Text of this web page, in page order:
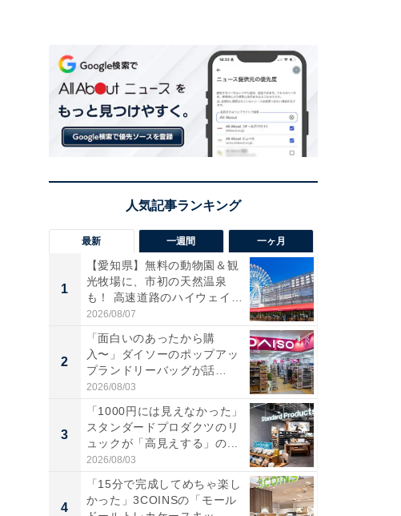
最新 一週間 一ヶ月
1
【愛知県】無料の動物園＆観
光牧場に、市初の天然温泉
も！ 高速道路のハイウェイオ
ア...
2026/08/07
2
「面白いのあったから購
入〜」ダイソーのポップアッ
プランドリーバッグが話
題。“さま...
2026/08/03
3
「1000円には見えなかった」
スタンダードプロダクツのリ
ュックが「高見えする」の...
2026/08/03
4
「15分で完成してめちゃ楽し
かった」3COINSの「モール